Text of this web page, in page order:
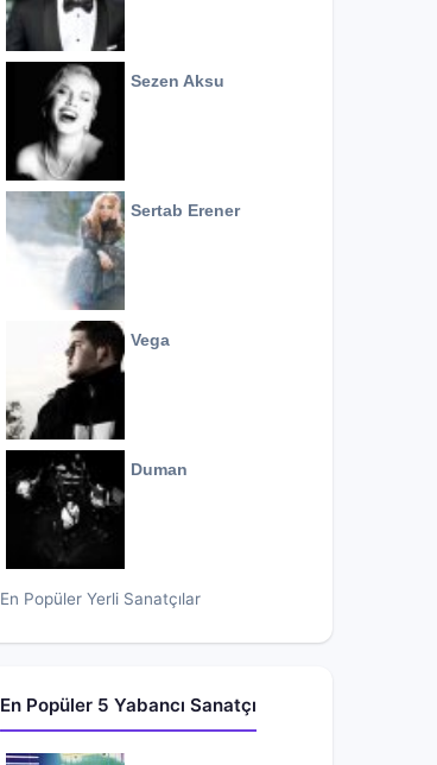
Sezen Aksu
Sertab Erener
Vega
Duman
En Popüler Yerli Sanatçılar
En Popüler 5 Yabancı Sanatçı